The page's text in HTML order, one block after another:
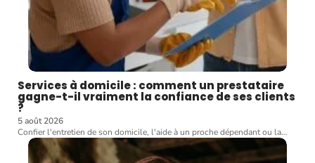
Services à domicile : comment un prestataire
gagne-t-il vraiment la confiance de ses clients
?
5 août 2026
Confier l'entretien de son domicile, l'aide à un proche dépendant ou la…